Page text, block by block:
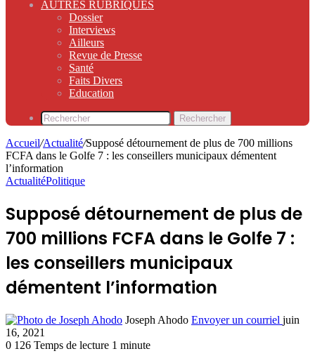
AUTRES RUBRIQUES
Dossier
Interviews
Ailleurs
Revue de Presse
Santé
Faits Divers
Education
Rechercher
Accueil/Actualité/Supposé détournement de plus de 700 millions
FCFA dans le Golfe 7 : les conseillers municipaux démentent
l’information
ActualitéPolitique
Supposé détournement de plus de
700 millions FCFA dans le Golfe 7 :
les conseillers municipaux
démentent l’information
Joseph Ahodo Envoyer un courriel juin
16, 2021
0 126 Temps de lecture 1 minute